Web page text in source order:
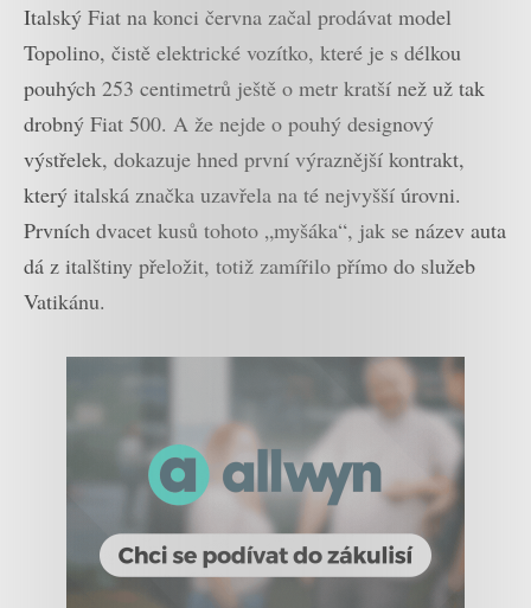
Italský Fiat na konci června začal prodávat model
Topolino, čistě elektrické vozítko, které je s délkou
pouhých 253 centimetrů ještě o metr kratší než už tak
drobný Fiat 500. A že nejde o pouhý designový
výstřelek, dokazuje hned první výraznější kontrakt,
který italská značka uzavřela na té nejvyšší úrovni.
Prvních dvacet kusů tohoto „myšáka“, jak se název auta
dá z italštiny přeložit, totiž zamířilo přímo do služeb
Vatikánu.